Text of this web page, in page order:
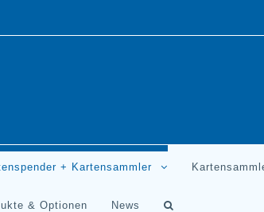
+ Kartensammler
& Optionen News